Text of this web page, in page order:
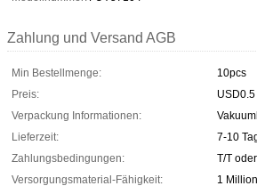
Zahlung und Versand AGB
Min Bestellmenge:
10pcs
Preis:
Verpackung Informationen:
Lieferzeit:
7-10
Zahlungsbedingungen:
T/T
Versorgungsmaterial-Fähigkeit:
1